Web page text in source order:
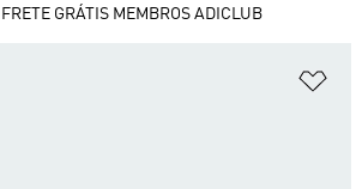
FRETE GRÁTIS MEMBROS ADICLUB